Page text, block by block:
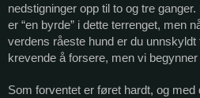
nedstigninger opp til to og tre
er “en byrde” i dette terrenget, men
verdens råeste hund er du unnskyldt
krevende å forsere, men vi
Som forventet er føret hardt, og